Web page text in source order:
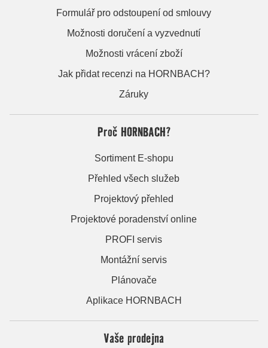
Formulář pro odstoupení od smlouvy
Možnosti doručení a vyzvednutí
Možnosti vrácení zboží
Jak přidat recenzi na HORNBACH?
Záruky
Proč HORNBACH?
Sortiment E-shopu
Přehled všech služeb
Projektový přehled
Projektové poradenství online
PROFI servis
Montážní servis
Plánovače
Aplikace HORNBACH
Vaše prodejna